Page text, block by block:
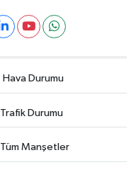
Hava Durumu
Trafik Durumu
Tüm Manşetler